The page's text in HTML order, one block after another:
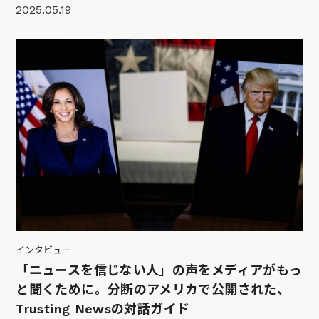
2025.05.19
インタビュー
「ニュースを信じない人」の声をメディアがもっ
と聞くために。分断のアメリカで公開された、
Trusting Newsの対話ガイド